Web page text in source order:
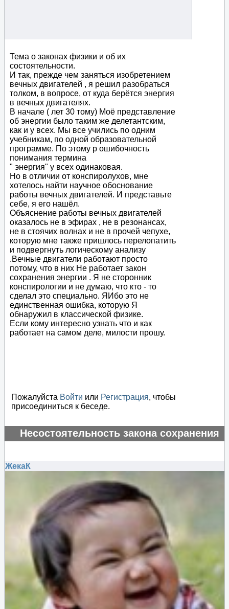
Тема о законах физики и об их
состоятельности.
И так, прежде чем заняться изобретением
вечных двигателей , я решил разобраться
толком, в вопросе, от куда берётся энергия
в вечных двигателях.
В начале ( лет 30 тому) Моё представление
об энергии было таким же делетантским,
как и у всех. Мы все учились по одним
учебникам, по одной образовательной
программе. По этому р ошибочность
понимания термина
" энергия" у всех одинаковая.
Но в отличии от конспиролухов, мне
хотелось найти научное обоснование
работы вечных двигателей. И представьте
себе, я его нашёл.
Объяснение работы вечных двигателей
оказалось не в эфирах , не в резонансах,
не в стоячих волнах и не в прочей чепухе,
которую мне также пришлось перелопатить
и подвергнуть логическому анализу
.Вечные двигатели работают просто
потому, что в них Не работает закон
сохранения энергии . Я не сторонник
конспирологии и не думаю, что кто - то
сделал это специально. ЯИбо это не
единственная ошибка, которую Я
обнаружил в классической физике.
Если кому интересно узнать что и как
работает на самом деле, милости прошу.
Пожалуйста Войти или Регистрация, чтобы
присоединиться к беседе.
Несостоятельность закона сохранения
энергии
ЖекаК